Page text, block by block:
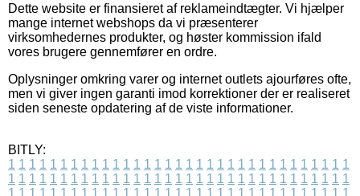
Dette website er finansieret af reklameindtægter. Vi hjælper
mange internet webshops da vi præsenterer
virksomhedernes produkter, og høster kommission ifald
vores brugere gennemfører en ordre.
Oplysninger omkring varer og internet outlets ajourføres ofte,
men vi giver ingen garanti imod korrektioner der er realiseret
siden seneste opdatering af de viste informationer.
BITLY:
1 1 1 1 1 1 1 1 1 1 1 1 1 1 1 1 1 1 1 1 1 1 1 1 1 1 1 1 1 1 1 1 1
1 1 1 1 1 1 1 1 1 1 1 1 1 1 1 1 1 1 1 1 1 1 1 1 1 1 1 1 1 1 1 1 1
1 1 1 1 1 1 1 1 1 1 1 1 1 1 1 1 1 1 1 1 1 1 1 1 1 1 1 1 1 1 1 1 1